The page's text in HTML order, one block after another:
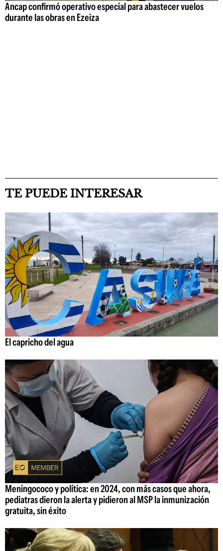
Ancap confirmó operativo especial para abastecer vuelos
durante las obras en Ezeiza
TE PUEDE INTERESAR
El capricho del agua
Meningococo y política: en 2024, con más casos que ahora,
pediatras dieron la alerta y pidieron al MSP la inmunización
gratuita, sin éxito